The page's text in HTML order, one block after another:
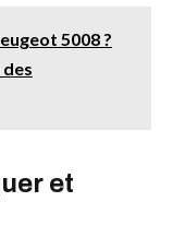
5008 ?
et